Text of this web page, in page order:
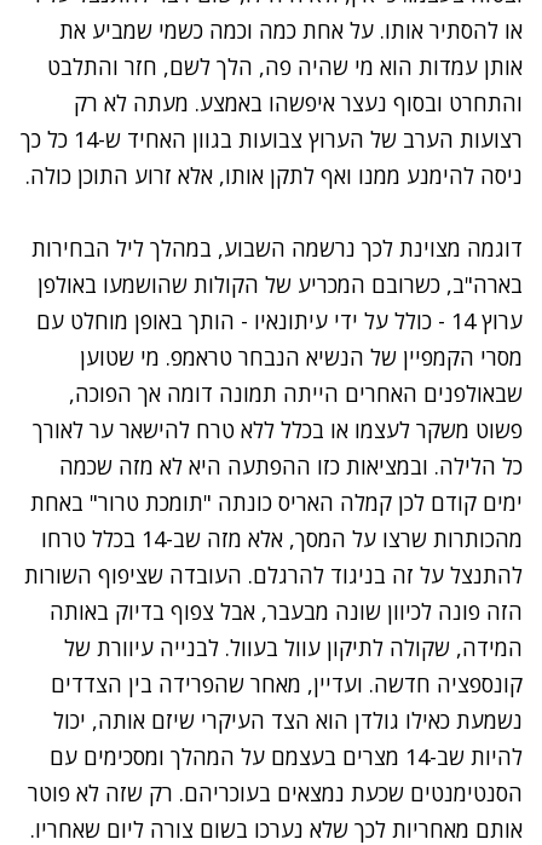
או להסתיר אותו. על אחת כמה וכמה כשמי שמביע את
אותן עמדות הוא מי שהיה פה, הלך לשם, חזר והתלבט
והתחרט ובסוף נעצר איפשהו באמצע. מעתה לא רק
רצועות הערב של הערוץ צבועות בגוון האחיד ש-14 כל כך
ניסה להימנע ממנו ואף לתקן אותו, אלא זרוע התוכן כולה.
דוגמה מצוינת לכך נרשמה השבוע, במהלך ליל הבחירות
בארה"ב, כשרובם המכריע של הקולות שהושמעו באולפן
ערוץ 14 - כולל על ידי עיתונאיו - הותך באופן מוחלט עם
מסרי הקמפיין של הנשיא הנבחר טראמפ. מי שטוען
שבאולפנים האחרים הייתה תמונה דומה אך הפוכה,
פשוט משקר לעצמו או בכלל ללא טרח להישאר ער לאורך
כל הלילה. ובמציאות כזו ההפתעה היא לא מזה שכמה
ימים קודם לכן קמלה האריס כונתה "תומכת טרור" באחת
מהכותרות שרצו על המסך, אלא מזה שב-14 בכלל טרחו
להתנצל על זה בניגוד להרגלם. העובדה שציפוף השורות
הזה פונה לכיוון שונה מבעבר, אבל צפוף בדיוק באותה
המידה, שקולה לתיקון עוול בעוול. לבנייה עיוורת של
קונספציה חדשה. ועדיין, מאחר שהפרידה בין הצדדים
נשמעת כאילו גולדן הוא הצד העיקרי שיזם אותה, יכול
להיות שב-14 מצרים בעצמם על המהלך ומסכימים עם
הסנטימנטים שכעת נמצאים בעוכריהם. רק שזה לא פוטר
אותם מאחריות לכך שלא נערכו בשום צורה ליום שאחריו.